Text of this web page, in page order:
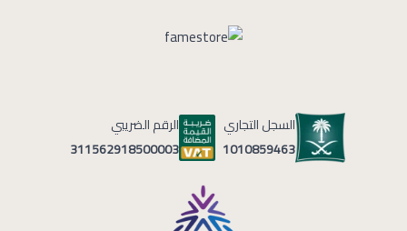
السجل التجاري
1010859463
الرقم الضريبي
311562918500003